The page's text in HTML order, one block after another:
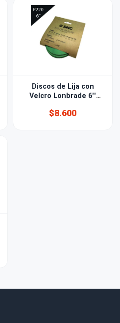
Discos de Lija con
Velcro Lonbrade 6''
$8.600